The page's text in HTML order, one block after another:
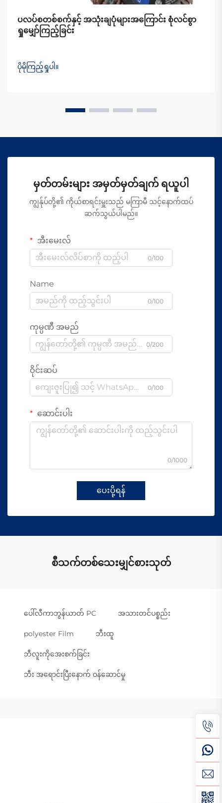
ပလပ်စတစ်စက်နှင့် အသုံးချပုံများအကြောင်း စုံလင်စွာ
ရှုမျှော်ကြည့်ခြင်း
ပိုမိုကြည့်ရှုပါ။
မှတ်တမ်းများ အမှတ်မှတ်ချက် ရယူပါ
ကျွန်ုပ်တို့၏ ကိုယ်စာရင်းမှူးသည် မကြာမီ သင့်နောက်ထပ်
ဆက်သွယ်ပါမည်။
အီးမေးလ်
0/100
Name
0/100
ကုမ္ပဏီ အမည်
0/200
ဝိုင်းဆပ်
0/100
ဆောင်းပါး
0/1000
ပေးပို့ရန်
စီသက်တစ်သေးမျှင်စားသုတ်
ပေါ်လီကာဘွန်ယာတ် PC အသားတင်ပစ္စည်း
polyester Film ဘီးထူ
ဘီလူးကိုအေးစက်ခြင်း
ဘီး အရောင်းပြီးနောက် ဝန်ဆောင်မှု